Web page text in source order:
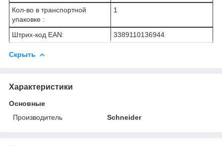
Кол-во в транспортной
упаковке :
1
Штрих-код EAN: 3389110136944
Скрыть
Характеристики
Основные
Производитель
Schneider